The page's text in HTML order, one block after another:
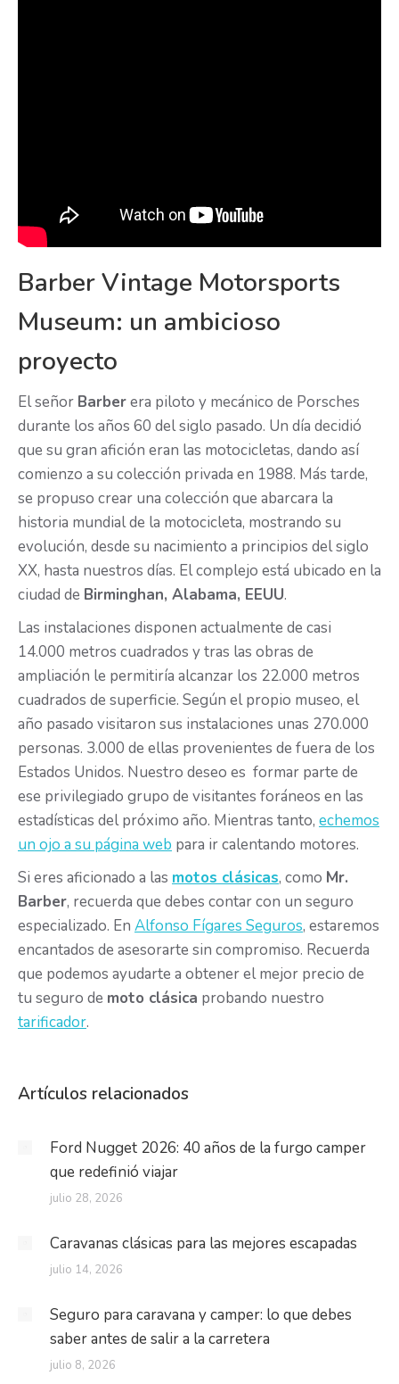
Barber Vintage Motorsports
Museum: un ambicioso
proyecto
El señor Barberera piloto y mecánico de Porsches
durante los años 60 del siglo pasado. Un día decidió
que su gran afición eran las motocicletas, dando así
comienzo a su colección privada en 1988. Más tarde,
se propuso crear una colección que abarcara la
historia mundial de la motocicleta, mostrando su
evolución, desde su nacimiento a principios del siglo
XX, hasta nuestros días. El complejo está ubicado en la
ciudad de Birminghan, Alabama, EEUU.
Las instalaciones disponen actualmente de casi
14.000 metros cuadrados y tras las obras de
ampliación le permitiría alcanzar los 22.000 metros
cuadrados de superficie. Según el propio museo, el
año pasado visitaron sus instalaciones unas 270.000
personas. 3.000 de ellas provenientes de fuera de los
Estados Unidos. Nuestro deseo es formar parte de
ese privilegiado grupo de visitantes foráneos en las
estadísticas del próximo año. Mientras tanto, echemos
un ojo a su página web para ir calentando motores.
Si eres aficionado a las motos clásicas, como Mr.
Barber, recuerda que debes contar con un seguro
especializado. En Alfonso Fígares Seguros, estaremos
encantados de asesorarte sin compromiso. Recuerda
que podemos ayudarte a obtener el mejor precio de
tu seguro de moto clásica probando nuestro
tarificador.
Artículos relacionados
Ford Nugget 2026: 40 años de la furgo camper
que redefinió viajar
julio 28, 2026
Caravanas clásicas para las mejores escapadas
julio 14, 2026
Seguro para caravana y camper: lo que debes
saber antes de salir a la carretera
julio 8, 2026